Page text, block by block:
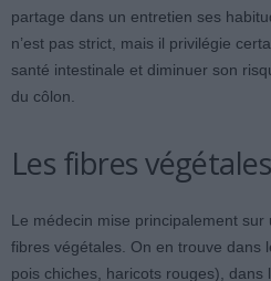
partage dans un entretien ses
n’est pas strict, mais il privilégie
santé intestinale et diminuer son
du côlon.
Les fibres
Le médecin mise principalement sur
fibres végétales. On en trouve dans
pois chiches, haricots rouges), dans